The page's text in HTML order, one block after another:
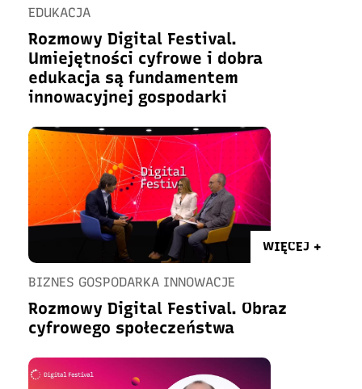
EDUKACJA
Rozmowy Digital Festival.
Umiejętności cyfrowe i dobra
edukacja są fundamentem
innowacyjnej gospodarki
WIĘCEJ +
BIZNES GOSPODARKA INNOWACJE
Rozmowy Digital Festival. Obraz
cyfrowego społeczeństwa